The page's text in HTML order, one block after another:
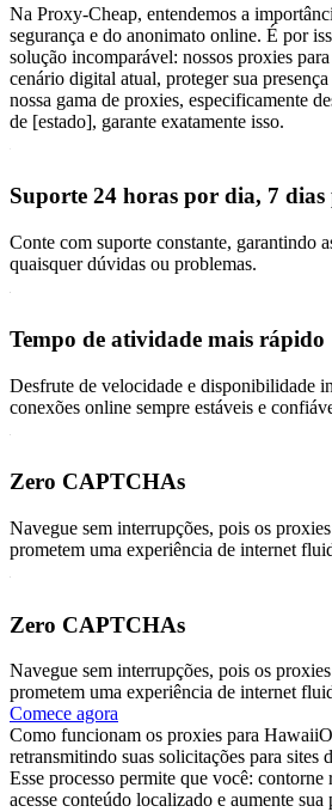
Na Proxy-Cheap, entendemos a
segurança e do anonimato online. É por
solução incomparável: nossos proxies
cenário digital atual, proteger sua
nossa gama de proxies, especificamente
de [estado], garante exatamente isso.
Suporte 24 horas por dia, 7 dias
Conte com suporte constante, garantindo
quaisquer dúvidas ou problemas.
Tempo de atividade mais rápido
Desfrute de velocidade e disponibilidade
conexões online sempre estáveis e
Zero CAPTCHAs
Navegue sem interrupções, pois os
prometem uma experiência de internet
Zero CAPTCHAs
Navegue sem interrupções, pois os
prometem uma experiência de internet
Comece agora
Como funcionam os proxies para Hawaii
retransmitindo suas solicitações para sites
Esse processo permite que você: contorne
acesse conteúdo localizado e aumente sua